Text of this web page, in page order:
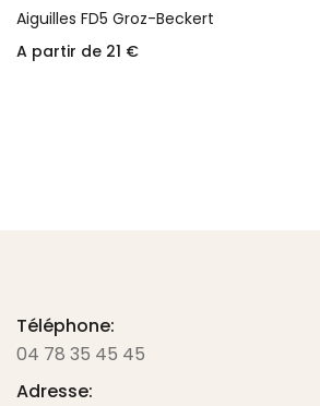
Aiguilles FD5 Groz-Beckert
A partir de 21 €
Téléphone:
04 78 35 45 45
Adresse: